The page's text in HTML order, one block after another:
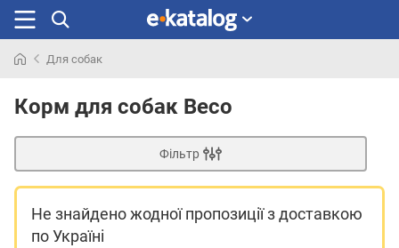
раніше
Для собак
Корм для собак Beco
Фільтр
Не знайдено жодної пропозиціїз доставкою
по Україні